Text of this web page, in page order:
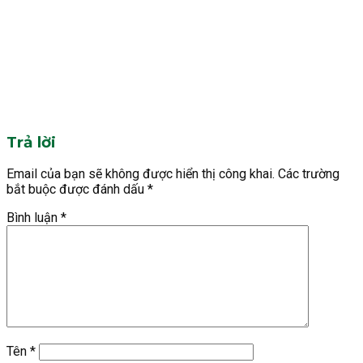
Trả lời
Email của bạn sẽ không được hiển thị công khai. Các trường
bắt buộc được đánh dấu *
Bình luận *
Tên *